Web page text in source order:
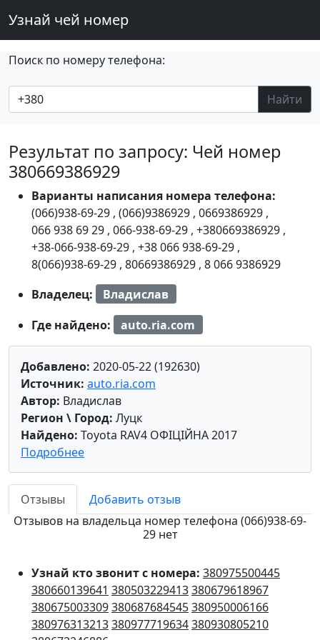
Узнай чей номер
Поиск по номеру телефона:
Найти
Результат по запросу: Чей номер
380669386929
Варианты написания номера телефона:
(066)938-69-29 , (066)9386929 , 0669386929 ,
066 938 69 29 , 066-938-69-29 , +380669386929 ,
+38-066-938-69-29 , +38 066 938-69-29 ,
8(066)938-69-29 , 80669386929 , 8 066 9386929
Владелец:
Владислав
Где найдено:
auto.ria.com
Добавлено: 2020-05-22 (192630)
Источник: auto.ria.com
Автор: Владислав
Регион \ Город: Луцк
Найдено: Toyota RAV4 ОФІЦІЙНА 2017
Подробнее
Отзывы
Добавить отзыв
Отзывов на владельца номер телефона (066)938-69-
29 нет
Узнай кто звонит с номера: 380975500445
380660139641 380503229413380679618967
380675003309380687684545380950006166
380976313213380977719634380930805210